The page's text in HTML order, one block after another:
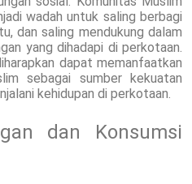
wadah untuk saling berbagi
dan saling mendukung dalam
yang dihadapi di perkotaan.
dapat memanfaatkan
sebagai sumber kekuatan
kehidupan di perkotaan.
dan Konsumsi